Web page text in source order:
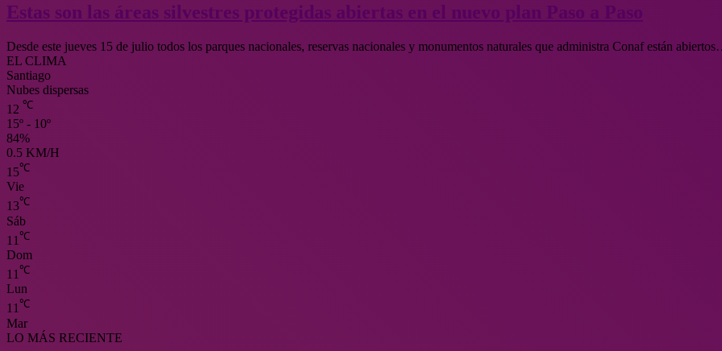
Estas son las áreas silvestres protegidas abiertas en el nuevo plan Paso a Paso
Desde este jueves 15 de julio todos los parques nacionales, reservas nacionales y monumentos naturales que administra Conaf están
EL CLIMA
Santiago
Nubes dispersas
12 ℃
15º - 10º
84%
0.5 KM/H
15℃
Vie
13℃
Sáb
11 ℃
Dom
11 ℃
Lun
11℃
Mar
LO MÁS RECIENTE